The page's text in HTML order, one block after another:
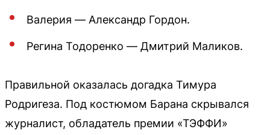
Валерия — Александр Гордон.
Регина Тодоренко — Дмитрий Маликов.
Правильной оказалась догадка Тимура
Родригеза. Под костюмом Барана скрывался
журналист, обладатель премии «ТЭФФИ»